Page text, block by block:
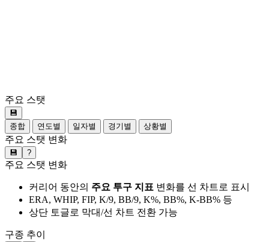
주요 스탯
💾
종합
연도별 일자별 경기별 상황별
주요 스탯 변화
💾 ?
주요 스탯 변화
커리어 동안의 주요 투구 지표 변화를 선 차트로 표시
ERA, WHIP, FIP, K/9, BB/9, K%, BB%, K-BB% 등
상단 토글로 막대/선 차트 전환 가능
구종 추이